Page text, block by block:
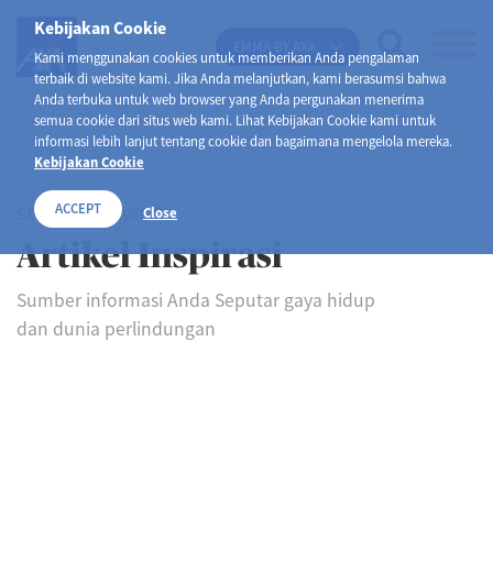
Kebijakan Cookie
Kami menggunakan cookies untuk memberikan Anda pengalaman
terbaik di website kami. Jika Anda melanjutkan, kami berasumsi bahwa
Anda terbuka untuk web browser yang Anda pergunakan menerima
semua cookie dari situs web kami. Lihat Kebijakan Cookie kami untuk
informasi lebih lanjut tentang cookie dan bagaimana mengelola mereka.
Kebijakan Cookie
ACCEPT Close
SELAMAT DATANG DI
Artikel Inspirasi
Sumber informasi Anda Seputar gaya hidup
dan dunia perlindungan